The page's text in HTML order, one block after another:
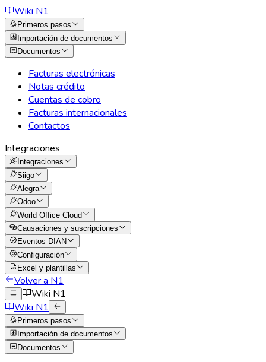
Wiki N1
Primeros pasos
Importación de documentos
Documentos
Facturas electrónicas
Notas crédito
Cuentas de cobro
Facturas internacionales
Contactos
Integraciones
Integraciones
Siigo
Alegra
Odoo
World Office Cloud
Causaciones y suscripciones
Eventos DIAN
Configuración
Excel y plantillas
Volver a N1
Wiki N1
Wiki N1
Primeros pasos
Importación de documentos
Documentos